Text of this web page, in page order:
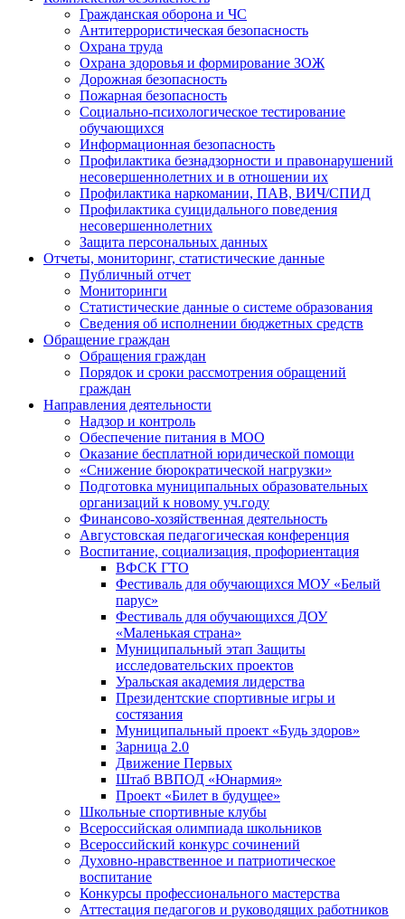
Гражданская оборона и ЧС
Антитеррористическая безопасность
Охрана труда
Охрана здоровья и формирование ЗОЖ
Дорожная безопасность
Пожарная безопасность
Социально-психологическое тестирование
обучающихся
Информационная безопасность
Профилактика безнадзорности и правонарушений
несовершеннолетних и в отношении их
Профилактика наркомании, ПАВ, ВИЧ/СПИД
Профилактика суицидального поведения
несовершеннолетних
Защита персональных данных
Отчеты, мониторинг, статистические данные
Публичный отчет
Мониторинги
Статистические данные о системе образования
Сведения об исполнении бюджетных средств
Обращение граждан
Обращения граждан
Порядок и сроки рассмотрения обращений
граждан
Направления деятельности
Надзор и контроль
Обеспечение питания в МОО
Оказание бесплатной юридической помощи
«Снижение бюрократической нагрузки»
Подготовка муниципальных образовательных
организаций к новому уч.году
Финансово-хозяйственная деятельность
Августовская педагогическая конференция
Воспитание, социализация, профориентация
ВФСК ГТО
Фестиваль для обучающихся МОУ «Белый
парус»
Фестиваль для обучающихся ДОУ
«Маленькая страна»
Муниципальный этап Защиты
исследовательских проектов
Уральская академия лидерства
Президентские спортивные игры и
состязания
Муниципальный проект «Будь здоров»
Зарница 2.0
Движение Первых
Штаб ВВПОД «Юнармия»
Проект «Билет в будущее»
Школьные спортивные клубы
Всероссийская олимпиада школьников
Всероссийский конкурс сочинений
Духовно-нравственное и патриотическое
воспитание
Конкурсы профессионального мастерства
Аттестация педагогов и руководящих работников